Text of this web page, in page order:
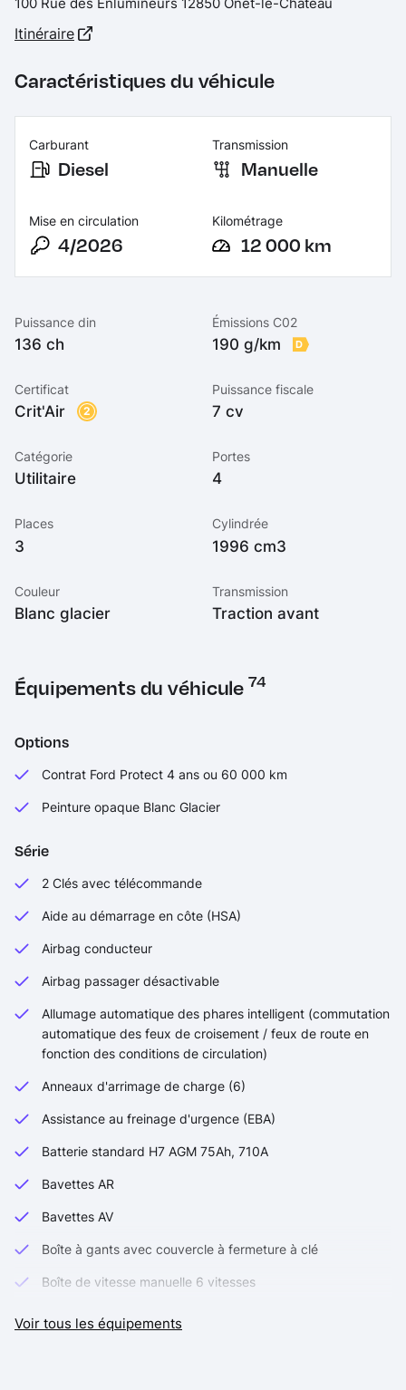
Itinéraire
Caractéristiques du véhicule
Carburant
Diesel
Transmission
Manuelle
Mise en circulation
4/2026
Kilométrage
12 000 km
Puissance din
136 ch
Émissions C02
190 g/km D
Certificat
Crit'Air 2
Puissance fiscale
7 cv
Catégorie
Utilitaire
Portes
4
Places
3
Cylindrée
1996 cm3
Couleur
Blanc glacier
Transmission
Traction avant
Équipements du véhicule 74
Options
Contrat Ford Protect 4 ans ou 60 000 km
Peinture opaque Blanc Glacier
Série
2 Clés avec télécommande
Aide au démarrage en côte (HSA)
Airbag conducteur
Airbag passager désactivable
Allumage automatique des phares intelligent (commutation
automatique des feux de croisement / feux de route en
fonction des conditions de circulation)
Anneaux d'arrimage de charge (6)
Assistance au freinage d'urgence (EBA)
Batterie standard H7 AGM 75Ah, 710A
Bavettes AR
Bavettes AV
Boîte à gants avec couvercle à fermeture à clé
Boîte de vitesse manuelle 6 vitesses
Ceintures de sécurité 3 points à enrouleur sur tous les
sièges (noires)
Voir tous les équipements